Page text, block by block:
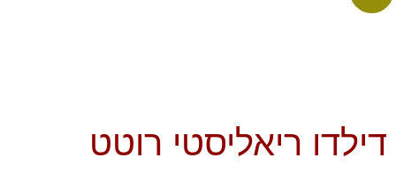
דילדו ריאליסטי רוטט